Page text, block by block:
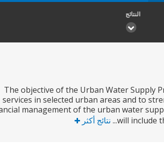
النتائج
The objective of the Urban Water Supply
services in selected urban areas and to
management of the urban water
will include
نتائج أكثر